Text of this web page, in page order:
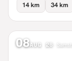
14 km
34 km
08AUG 26